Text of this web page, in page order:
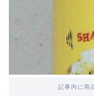
記事内に商